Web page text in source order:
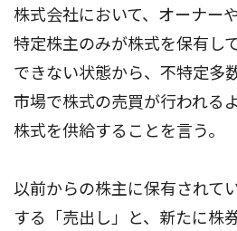
株式会社において、オーナー
特定株主のみが株式を保有し
できない状態から、不特定多
市場で株式の売買が行われる
株式を供給することを言う。
以前からの株主に保有されて
する「売出し」と、新たに株